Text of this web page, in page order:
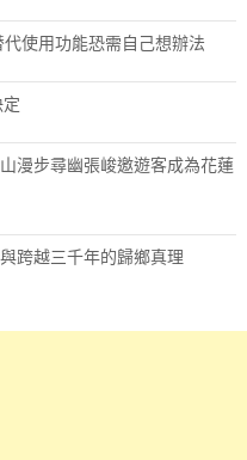
使用功能恐需自己想辦法
漫步尋幽張峻邀遊客成為花蓮
跨越三千年的歸鄉真理